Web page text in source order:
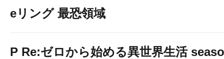
eリング 最恐領域
P Re:ゼロから始める異世界生活